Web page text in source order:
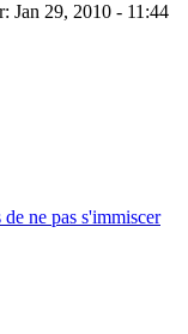
Jan 29, 2010 - 11:44
ne pas s'immiscer